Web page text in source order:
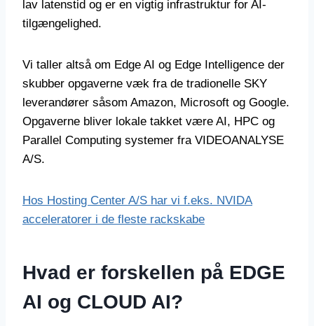
lav latenstid og er en vigtig infrastruktur for AI-
tilgængelighed.
Vi taller altså om Edge AI og Edge Intelligence der
skubber opgaverne væk fra de tradionelle SKY
leverandører såsom Amazon, Microsoft og Google.
Opgaverne bliver lokale takket være AI, HPC og
Parallel Computing systemer fra VIDEOANALYSE
A/S.
Hos Hosting Center A/S har vi f.eks. NVIDA
acceleratorer i de fleste rackskabe
Hvad er forskellen på EDGE
AI og CLOUD AI?